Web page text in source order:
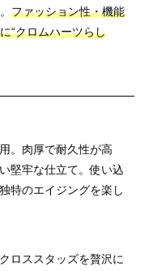
ファッション性・機能
“クロムハーツらし
。肉厚で耐久性が高
堅牢な仕立て。使い込
特のエイジングを楽し
ロススタッズを贅沢に